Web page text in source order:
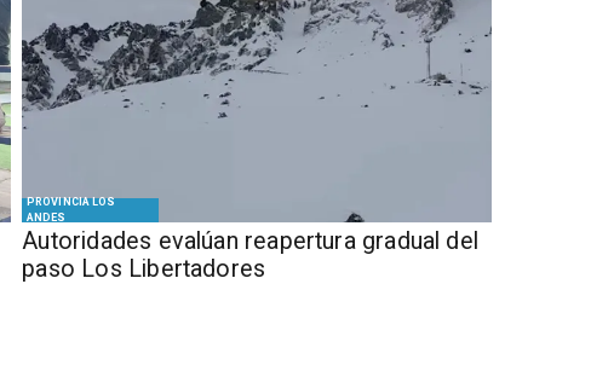
PROVINCIA LOS
ANDES
​​Autoridades evalúan reapertura gradual del
paso Los Libertadores